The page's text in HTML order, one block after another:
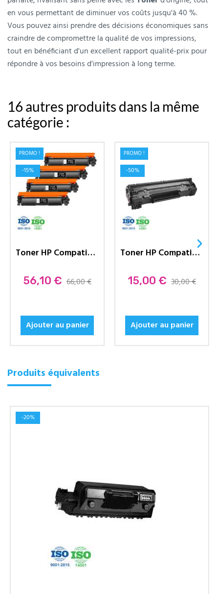
en vous permettant de diminuer vos coûts jusqu'à 40 %.
Vous pouvez ainsi prendre des décisions économiques sans
craindre de compromettre la qualité de vos impressions,
tout en bénéficiant d'un excellent rapport qualité-prix pour
répondre à vos besoins d'impression à long terme.
16 autres produits dans la même
catégorie :
Toner HP Compatible 94A (CF294A)...
Prix
56,10 € 66,00 €
Ajouter au panier
PROMO !
-15%
Toner HP Compatible 78A (CE278A)...
Prix
15,00 € 30,00 €
Ajouter au panier
PROMO !
-50%
›
Produits équivalents
-20%